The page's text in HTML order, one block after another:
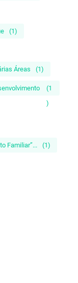
(1)
Áreas (1)
(1
)
Familiar”... (1)